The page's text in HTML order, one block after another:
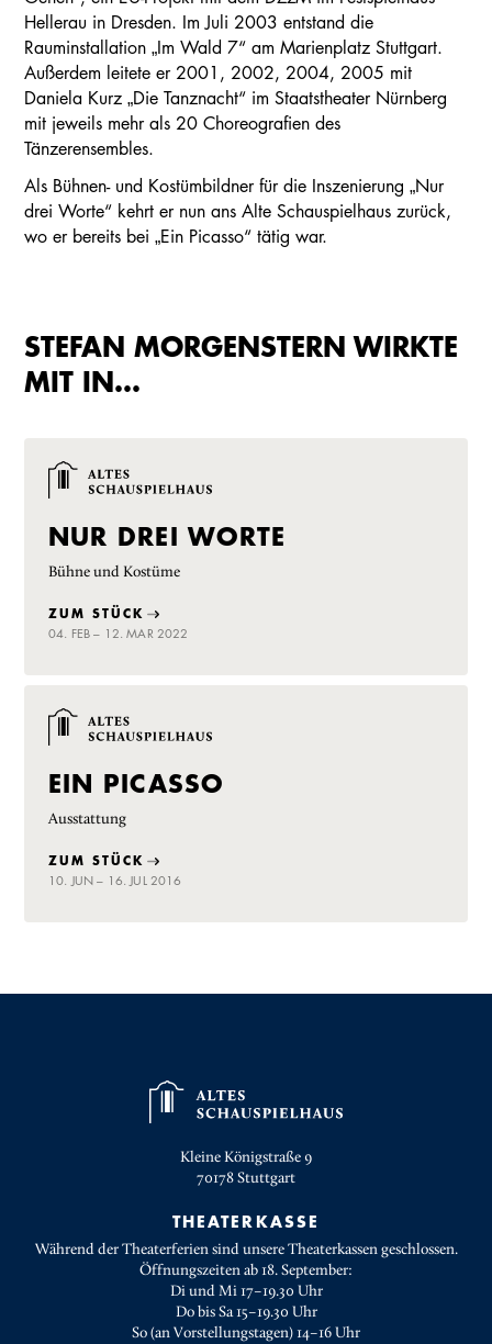
Hellerau in Dresden. Im Juli 2003 entstand die
Rauminstallation „Im Wald 7“ am Marienplatz Stuttgart.
Außerdem leitete er 2001, 2002, 2004, 2005 mit
Daniela Kurz „Die Tanznacht“ im Staatstheater Nürnberg
mit jeweils mehr als 20 Choreografien des
Tänzerensembles.
Als Bühnen- und Kostümbildner für die Inszenierung „Nur
drei Worte“ kehrt er nun ans Alte Schauspielhaus zurück,
wo er bereits bei „Ein Picasso“ tätig war.
STEFAN MORGENSTERN WIRKTE
MIT IN…
NUR DREI WORTE
Bühne und Kostüme
ZUM STÜCK
04. FEB – 12. MAR 2022
EIN PICASSO
Ausstattung
ZUM STÜCK
10. JUN – 16. JUL 2016
Kleine Königstraße 9
70178Stuttgart
THEATERKASSE
Während der Theaterferien sind unsere Theaterkassen geschlossen.
Öffnungszeiten ab 18. September:
Di und Mi 17–19.30 Uhr
Do bis Sa 15–19.30 Uhr
So (an Vorstellungstagen) 14–16 Uhr